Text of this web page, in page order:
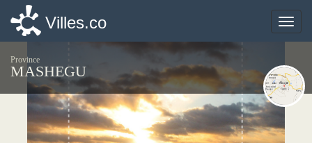
Toggle
Villes.co
Province
MASHEGU
Toggle
Villes.co